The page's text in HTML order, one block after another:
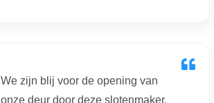
We zijn blij voor de opening van
onze deur door deze slotenmaker.